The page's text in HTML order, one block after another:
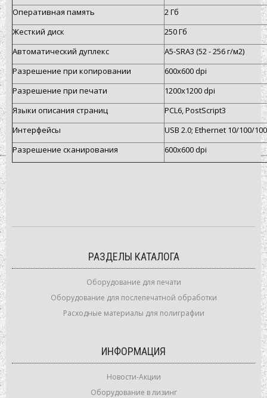
Оперативная память
2 Гб
Жесткий диск
250 Гб
Автоматический дуплекс
А5-SRА3 (52 - 256 г/м2)
Разрешение при копировании
600х600 dpi
Разрешение при печати
1200х1200 dpi
Языки описания страниц
PCL6, PostScript3
Интерфейсы
USB 2.0; Ethernet 10/100/
Разрешение сканирования
600х600 dpi
РАЗДЕЛЫ КАТАЛОГА
Оборудование для печати
Оборудование для послепечатной обработки
Расходные материалы для полиграфии
ИНФОРМАЦИЯ
Новости-Акции
Оборудование в лизинг